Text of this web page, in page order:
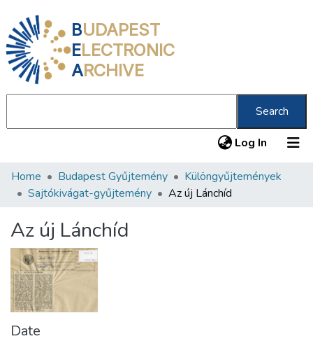
BUDAPEST
ELECTRONIC
ARCHIVE
Search
Log In (current)
Communities & Collections
Statistics
About us
Home Budapest Gyűjtemény
Különgyűjtemények
Sajtókivágat-gyűjtemény
Az új Lánchíd
Az új Lánchíd
Date